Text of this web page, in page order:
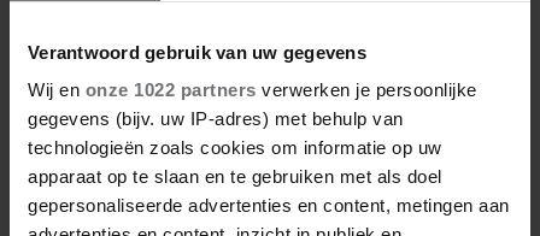
Verantwoord gebruik van uw gegevens
Wij en onze 1022 partners verwerken je persoonlijke
gegevens (bijv. uw IP-adres) met behulp van
technologieën zoals cookies om informatie op uw
apparaat op te slaan en te gebruiken met als doel
gepersonaliseerde advertenties en content, metingen aan